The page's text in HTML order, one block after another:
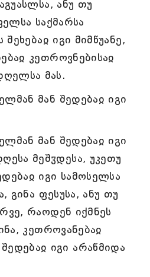
ანუ თუ
საქმარსა
შეხებაჲ იგი მიმწუანე,
კეთროვნებისაჲ
მას.
მან შედებაჲ იგი
მან შედებაჲ იგი
მეშჳდესა, უკეთუ
იგი სამოსელსა
გინა ფესუსა, ანუ თუ
რაოდენ იქმნეს
კეთროვანებაჲ
იგი არაწმიდა